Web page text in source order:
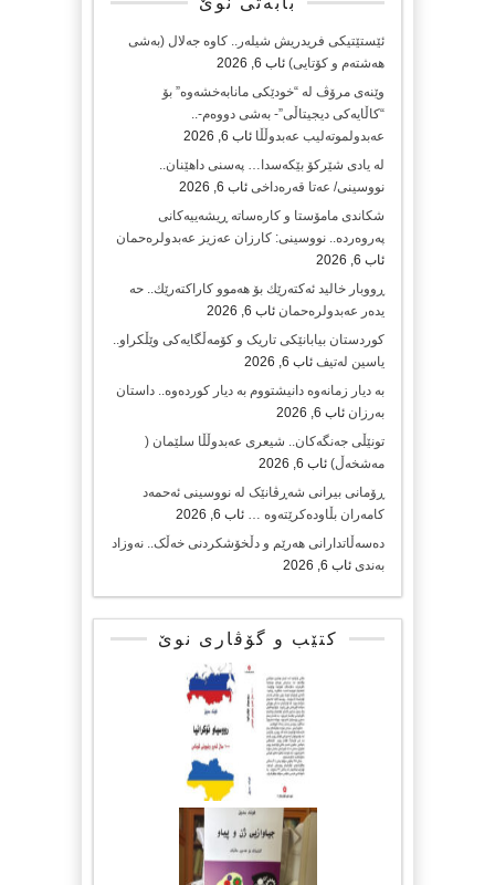
ئێستێتیکی فریدریش شیلەر.. کاوە جەلال (بەشی
هەشتەم و کۆتایی) ئاب 6, 2026
وێنەی مرۆڤ لە “خودێکی مانابەخشەوە” بۆ
“کاڵایەکی دیجیتاڵی”- بەشی دووەم-..
عەبدولموتەلیب عەبدوڵڵا ئاب 6, 2026
لە یادی شێرکۆ بێکەسدا… پەسنی داهێنان..
نووسینی/ عەتا قەرەداخی ئاب 6, 2026
شکاندی مامۆستا و کارەساتە ڕیشەییەکانی
پەروەردە.. نووسینی: کارزان عەزیز عەبدولرەحمان
ئاب 6, 2026
ڕووبار خالید ئەكتەرێك بۆ هەموو كاراكتەرێك.. حه
یدەر عەبدولرەحمان ئاب 6, 2026
کوردستان بیابانێکی تاریک و کۆمەڵگایەکی وێڵکراو..
یاسین لەتیف ئاب 6, 2026
بە دیار زمانەوە دانیشتووم بە دیار کوردەوە.. داستان
بەرزان ئاب 6, 2026
تونێڵی جەنگەکان.. شیعری عەبدوڵڵا سلێمان (
مەشخەڵ) ئاب 6, 2026
ڕۆمانی بیرانی شەڕڤانێک لە نووسینی ئەحمەد
کامەران بڵاودەکرێتەوە …
ئاب 6, 2026
دەسەڵاتدارانی هەرێم و دڵخۆشکردنی خەڵک.. نەوزاد
بەندی ئاب 6, 2026
کتێب و گۆڤاری نوێ